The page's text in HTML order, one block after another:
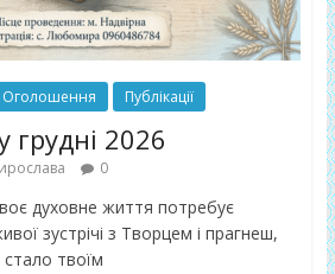
Оголошення Публікації
2026
0
духовне життя потребує
зустрічі з Творцем і прагнеш,
твоїм